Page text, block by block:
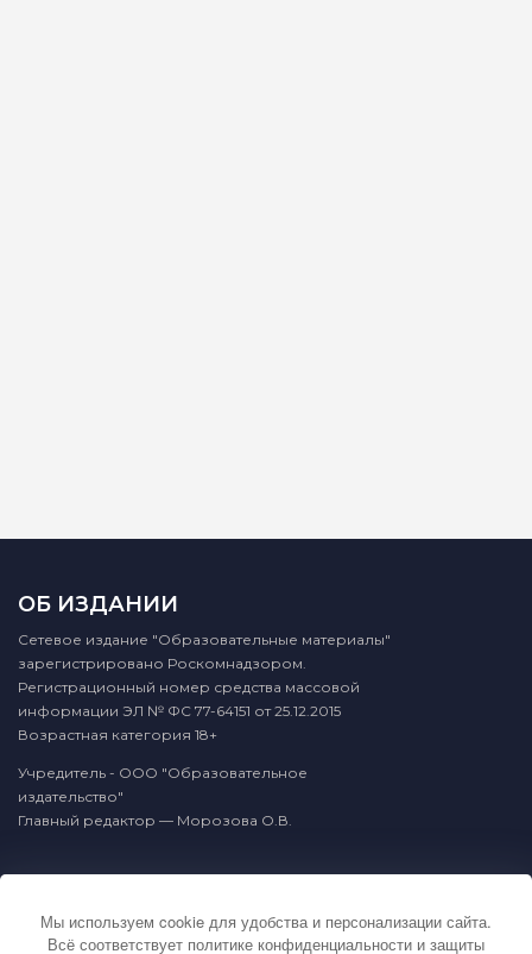
По вопросам связанным с публикацией
материалов на сайте издательства и выдачей
ОБ ИЗДАНИИ
Сетевое издание "Образовательные материалы"
зарегистрировано Роскомнадзором.
Регистрационный номер средства массовой
информации ЭЛ № ФС 77-64151 от 25.12.2015
Возрастная категория 18+
Учредитель - ООО "Образовательное
издательство"
Главный редактор — Морозова О.В.
Мы используем cookie для удобства и персонализации сайта.
Всё соответствует политике конфиденциальности и защиты